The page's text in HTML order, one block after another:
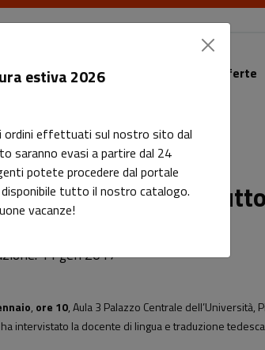
I corsi Le offerte
di Barbara Ivančić
"Manuale del
11 gen 2017
, ore 10,Aula 3 Palazzo Centrale dell’Università,
intervistato la docente di lingua e traduzione
estiva 2026
ordini effettuati sul nostro sito dal
saranno evasi a partire dal 24
potete procedere dal portale
tutto il nostro catalogo.
vacanze!